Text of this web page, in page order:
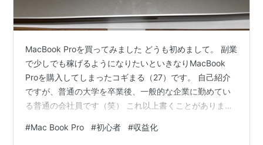
MacBook Proを買ってみました どうも初めまして。 副業
で少しでも稼げるようになりたいといきなりMacBook
Proを購入してしまったコギまる（27）です。 自己紹介
ですが、普通の大学を卒業後、一般的な企業に勤めてい
る普通の会社員です（笑） これ以上書くことがありませ
考えた結果、「副業で稼げばいいじゃん」と安易な考え
#Mac Book Pro #初心者 #収益化